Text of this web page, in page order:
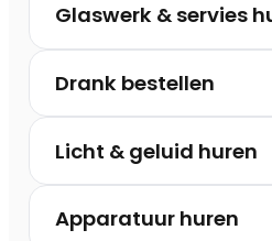
Glaswerk & servies
Drank bestellen
Licht & geluid huren
Apparatuur huren